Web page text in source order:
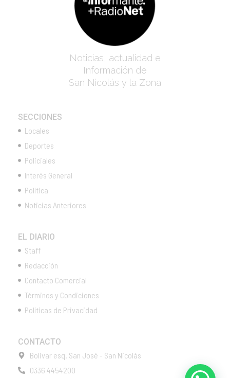
Noticias, actualidad e
Información de
San Nicolás y la Zona
SECCIONES
Locales
Deportes
Policiales
Interés General
Política
Noticias Anteriores
EL DIARIO
Staff
Redacción
Contacto Comercial
Términos y Condiciones
Políticas de Privacidad
CONTACTO
Bolivar esq. San José - San Nicolás
0336 4454200